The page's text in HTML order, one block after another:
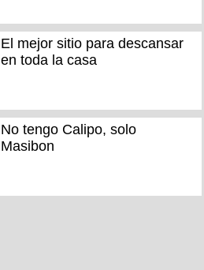
El mejor sitio para descansar
en toda la casa
No tengo Calipo, solo
Masibon